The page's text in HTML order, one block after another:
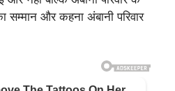
और कहना अंबानी परिवार